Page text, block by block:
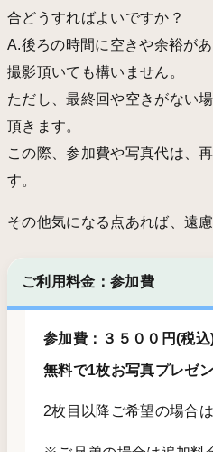
合どうすればよいですか？
A.後ろの時間に空きや余裕が
撮影頂いても構いません。
ただし、最終回や空きがない
頂きます。
この際、参加費や写真代は、
す。
その他気になる点あれば、遠
ご利用料金：参加費
参加費：３５００円(税込
無料で1枚お写真プレゼ
2枚目以降ご希望の場合